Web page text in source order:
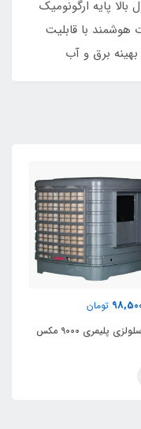
پایه ارگونومیک
هوشمند با قابلیت
برق و آب
تومان
پلیمری 9000 مکس